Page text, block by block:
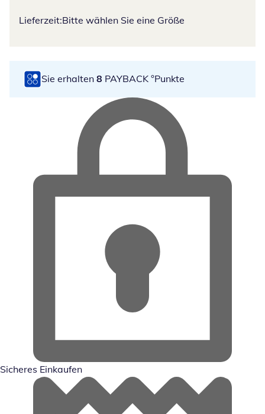
Lieferzeit:Bitte wählen Sie eine Größe
Sie erhalten 8 PAYBACK °Punkte
Sicheres Einkaufen